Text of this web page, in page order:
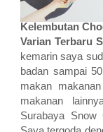
Kelembutan
Varian Terbaru
kemarin saya
badan sampai
makan
makanan
Surabaya